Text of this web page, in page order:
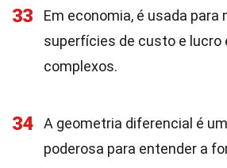
33
Em economia, é usada para
superfícies de custo e lucro
complexos.
34
A geometria diferencial é
poderosa para entender a